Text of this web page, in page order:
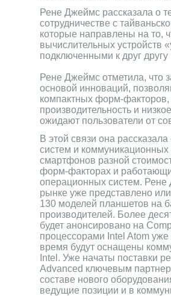
Рене Джеймс рассказала о
сотрудничестве с
которые направлены на то,
вычислительных устройств
подключенными к друг другу
Рене Джеймс отметила, что
основой инноваций,
компактных форм-факторов,
производительность и
ожидают пользователи от
В этой связи она
систем и
смартфонов разной
форм-факторах и
операционных систем. Рене
рынке уже представлено
130 моделей планшетов на
производителей. Более
будет анонсировано на
процессорами Intel Atom
время будут оснащены
Intel. Уже начаты поставки
Advanced ключевым
составе нового
ведущие позиции и в